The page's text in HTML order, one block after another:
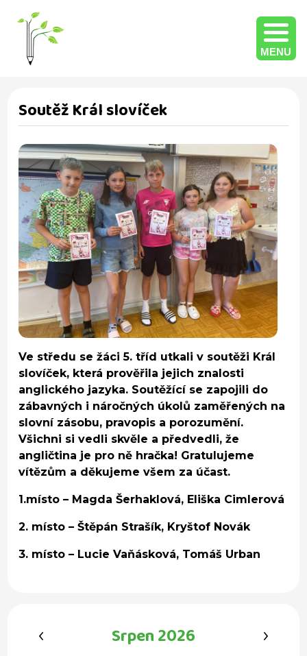
MENU
Soutěž Král slovíček
Ve středu se žáci 5. tříd utkali v soutěži Král
slovíček, která prověřila jejich znalosti
anglického jazyka. Soutěžící se zapojili do
zábavných i náročných úkolů zaměřených na
slovní zásobu, pravopis a porozumění.
Všichni si vedli skvěle a předvedli, že
angličtina je pro ně hračka! Gratulujeme
vítězům a děkujeme všem za účast.
1.místo – Magda Šerhaklová, Eliška Cimlerová
2. místo – Štěpán Strašík, Kryštof Novák
3. místo – Lucie Vaňásková, Tomáš Urban
Srpen 2026